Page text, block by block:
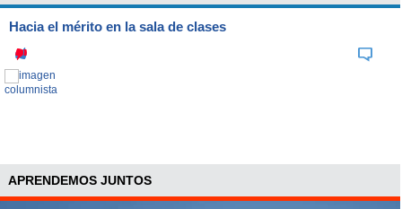
Hacia el mérito en la sala de clases
APRENDEMOS JUNTOS